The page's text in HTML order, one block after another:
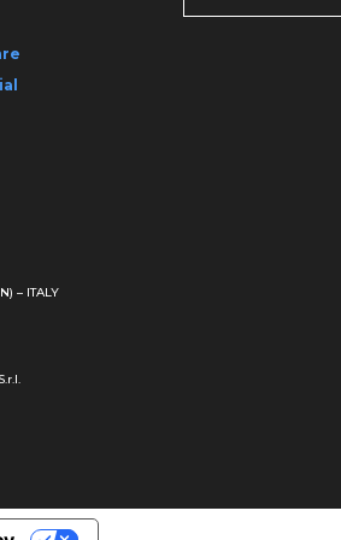
– ITALY